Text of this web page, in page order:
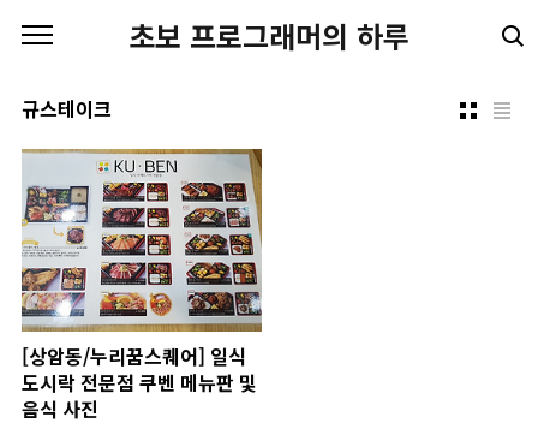
초보 프로그래머의 하루
규스테이크
[상암동/누리꿈스퀘어] 일식
도시락 전문점 쿠벤 메뉴판 및
음식 사진